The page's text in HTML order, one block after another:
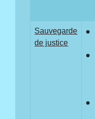
Sauvegarde
de justice